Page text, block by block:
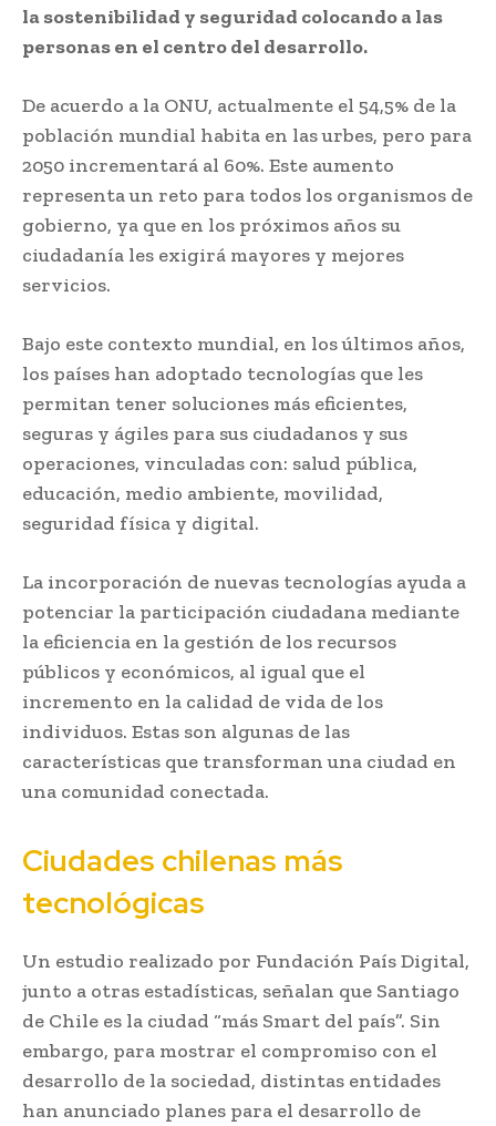
la sostenibilidad y seguridad colocando a las
personas en el centro del desarrollo.
De acuerdo a la ONU, actualmente el 54,5% de la
población mundial habita en las urbes, pero para
2050 incrementará al 60%. Este aumento
representa un reto para todos los organismos de
gobierno, ya que en los próximos años su
ciudadanía les exigirá mayores y mejores
servicios.
Bajo este contexto mundial, en los últimos años,
los países han adoptado tecnologías que les
permitan tener soluciones más eficientes,
seguras y ágiles para sus ciudadanos y sus
operaciones, vinculadas con: salud pública,
educación, medio ambiente, movilidad,
seguridad física y digital.
La incorporación de nuevas tecnologías ayuda a
potenciar la participación ciudadana mediante
la eficiencia en la gestión de los recursos
públicos y económicos, al igual que el
incremento en la calidad de vida de los
individuos. Estas son algunas de las
características que transforman una ciudad en
una comunidad conectada.
Ciudades chilenas más
tecnológicas
Un estudio realizado por Fundación País Digital,
junto a otras estadísticas, señalan que Santiago
de Chile es la ciudad “más Smart del país”. Sin
embargo, para mostrar el compromiso con el
desarrollo de la sociedad, distintas entidades
han anunciado planes para el desarrollo de